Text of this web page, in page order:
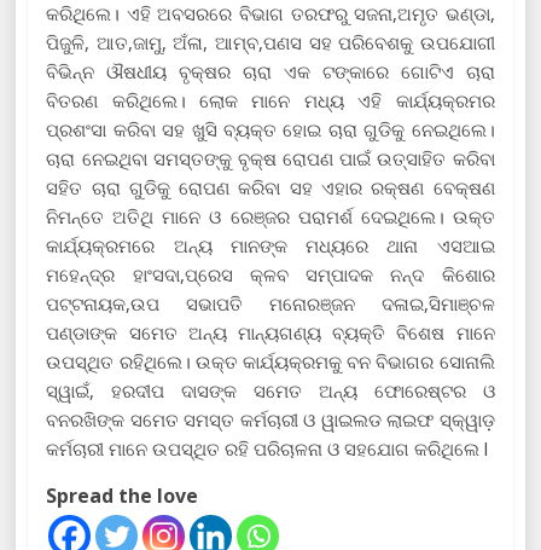
କରିଥିଲେ। ଏହି ଅବସରରେ ବିଭାଗ ତରଫରୁ ସଜନା,ଅମୃତ ଭଣ୍ଡା,
ପିଜୁଳି, ଆତ,ଜାମୁ, ଅଁଳା, ଆମ୍ବ,ପଣସ ସହ ପରିବେଶକୁ ଉପଯୋଗୀ
ବିଭିନ୍ନ ଔଷଧୀୟ ବୃକ୍ଷର ଚାରା ଏକ ଟଙ୍କାରେ ଗୋଟିଏ ଚାରା
ବିତରଣ କରିଥିଲେ। ଲୋକ ମାନେ ମଧ୍ୟ ଏହି କାର୍ଯ୍ୟକ୍ରମର
ପ୍ରଶଂସା କରିବା ସହ ଖୁସି ବ୍ୟକ୍ତ ହୋଇ ଚାରା ଗୁଡିକୁ ନେଇଥିଲେ।
ଚାରା ନେଇଥିବା ସମସ୍ତଙ୍କୁ ବୃକ୍ଷ ରୋପଣ ପାଇଁ ଉତ୍ସାହିତ କରିବା
ସହିତ ଚାରା ଗୁଡିକୁ ରୋପଣ କରିବା ସହ ଏହାର ରକ୍ଷଣ ବେକ୍ଷଣ
ନିମନ୍ତେ ଅତିଥି ମାନେ ଓ ରେଞ୍ଜର ପରାମର୍ଶ ଦେଇଥିଲେ। ଉକ୍ତ
କାର୍ଯ୍ୟକ୍ରମରେ ଅନ୍ୟ ମାନଙ୍କ ମଧ୍ୟରେ ଥାନା ଏସଆଇ
ମହେନ୍ଦ୍ର ହାଂସଦା,ପ୍ରେସ କ୍ଳବ ସମ୍ପାଦକ ନନ୍ଦ କିଶୋର
ପଟ୍ଟନାୟକ,ଉପ ସଭାପତି ମନୋରଞ୍ଜନ ଦଳାଇ,ସିମାଞ୍ଚଳ
ପଣ୍ଡାଙ୍କ ସମେତ ଅନ୍ୟ ମାନ୍ୟଗଣ୍ୟ ବ୍ୟକ୍ତି ବିଶେଷ ମାନେ
ଉପସ୍ଥିତ ରହିଥିଲେ। ଉକ୍ତ କାର୍ଯ୍ୟକ୍ରମକୁ ବନ ବିଭାଗର ସୋନାଲି
ସ୍ୱାଇଁ, ହରଦୀପ ଦାସଙ୍କ ସମେତ ଅନ୍ୟ ଫୋରେଷ୍ଟର ଓ
ବନରଖିଙ୍କ ସମେତ ସମସ୍ତ କର୍ମଚାରୀ ଓ ୱାଇଲଡ ଲାଇଫ ସ୍କ୍ୱାଡ଼
କର୍ମଚାରୀ ମାନେ ଉପସ୍ଥିତ ରହି ପରିଚାଳନା ଓ ସହଯୋଗ କରିଥିଲେ l
Spread the love